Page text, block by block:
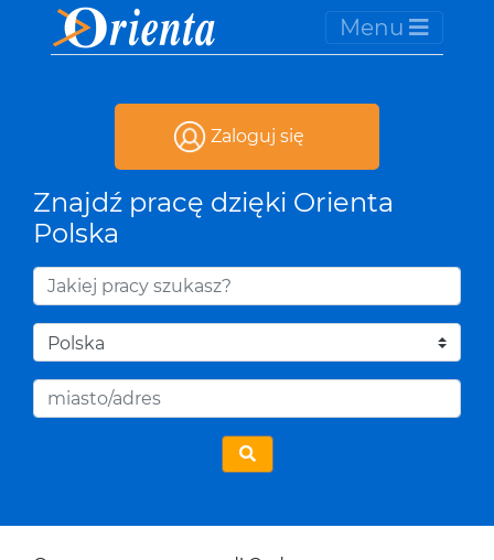
Menu
Zaloguj się
Znajdź pracę dzięki Orienta
Polska